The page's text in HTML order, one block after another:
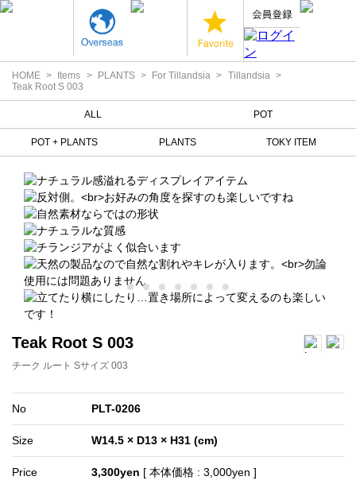
HOME Items PLANTS For Tillandsia
Tillandsia
Teak Root S 003
ALL POT
POT + PLANTS PLANTS TOKY ITEM
Teak Root S 003
チーク ルート Sサイズ 003
No PLT-0206
Size W14.5 × D13 × H31 (cm)
Price 3,300yen [ 本体価格 : 3,000yen ]